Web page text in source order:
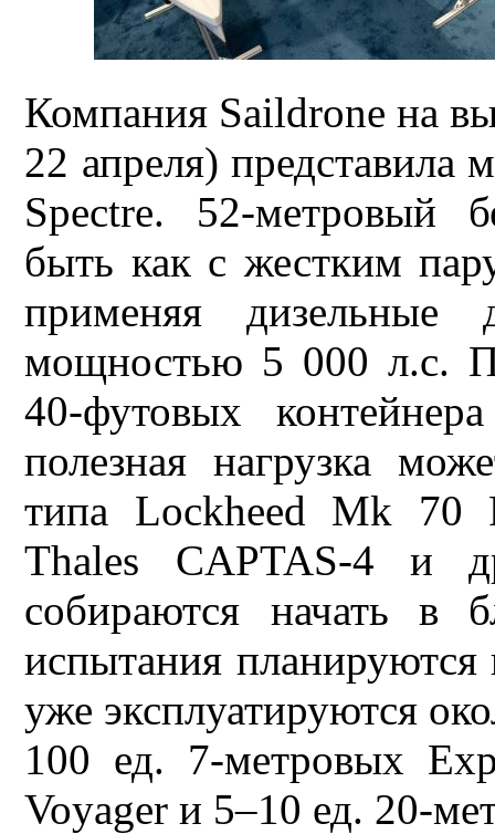
Компания Saildrone на
22 апреля) представила
Spectre. 52-метровый
быть как с жестким
применяя дизельные
мощностью 5 000 л.с.
40-футовых
полезная нагрузка
типа Lockheed Mk 70
Thales CAPTAS-4 и
собираются начать в
испытания
уже эксплуатируются
100 ед. 7-метровых
Voyager и 5–10 ед. 20-